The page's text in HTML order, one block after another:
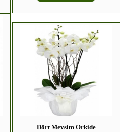
Dört Mevsim Orkide